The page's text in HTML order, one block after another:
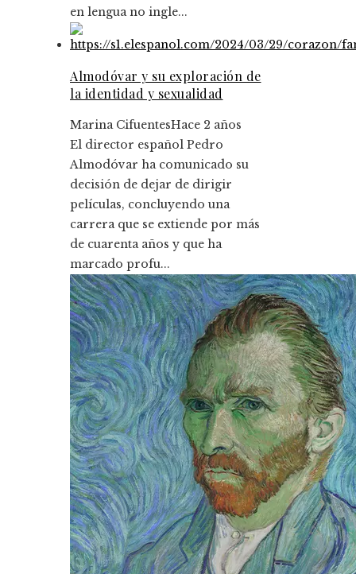
en lengua no ingle...
Almodóvar y su exploración de
la identidad y sexualidad
Marina CifuentesHace 2 años
El director español Pedro
Almodóvar ha comunicado su
decisión de dejar de dirigir
películas, concluyendo una
carrera que se extiende por más
de cuarenta años y que ha
marcado profu...